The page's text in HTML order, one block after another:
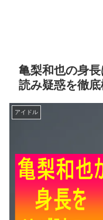
亀梨和也の身
読み疑惑を徹底
アイドル